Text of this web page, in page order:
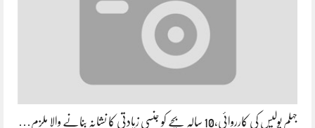
جہلم پولیس کی کارروائی،10 سالہ بچے کو جنسی زیادتی کا نشانہ بنانے والا ملزم…